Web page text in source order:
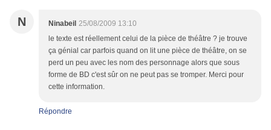
N Ninabeil 25/08/2009 13:10
le texte est réellement celui de la pièce de théâtre ? je trouve
ça génial car parfois quand on lit une pièce de théâtre, on se
perd un peu avec les nom des personnage alors que sous
forme de BD c'est sûr on ne peut pas se tromper. Merci pour
cette information.
Répondre